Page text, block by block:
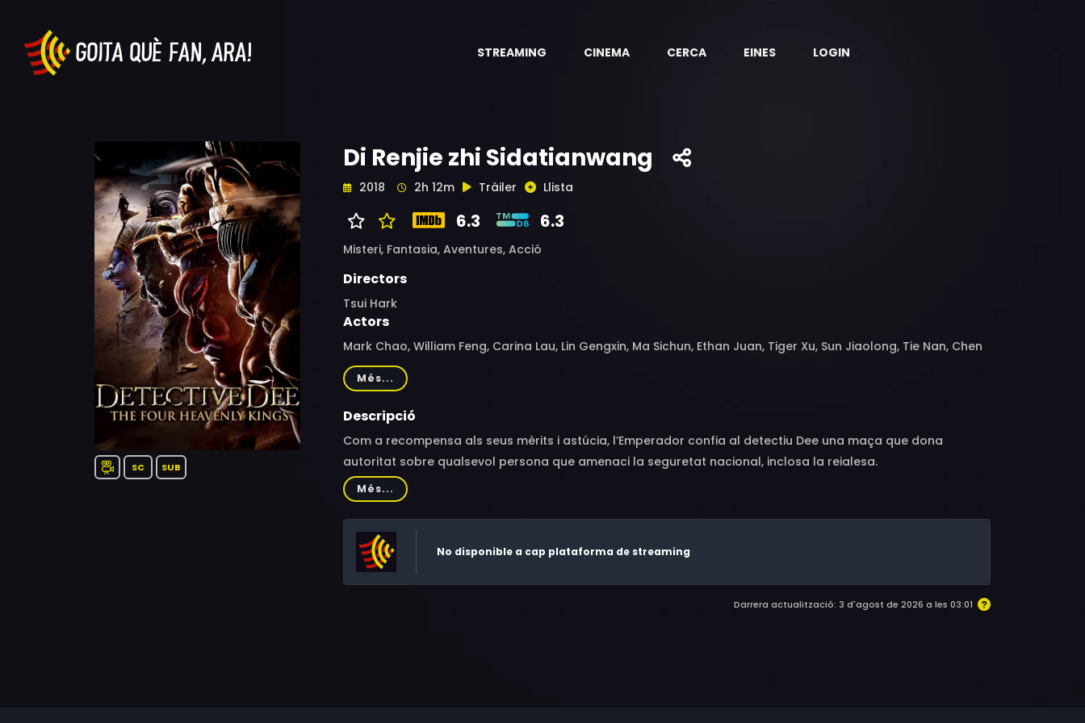
STREAMING CINEMA CERCA EINES LOGIN
SC SUB
Di Renjie zhi Sidatianwang
2018 2h 12m Tràiler Llista
6.3 6.3
Misteri, Fantasia, Aventures, Acció
Directors
Tsui Hark
Actors
Mark Chao, William Feng, Carina Lau, Lin Gengxin, Ma Sichun, Ethan Juan, Tiger Xu, Sun Jiaolong, Tie Nan, Chen
Weiran, Zhang Yiqian, Zhang Aoyue, Chien Sheng, Yang Yiwei, Li Binglei, Wang Xichao, Guo Hui
Més...
Descripció
Com a recompensa als seus mèrits i astúcia, l’Emperador confia al detectiu Dee una maça que dona
autoritat sobre qualsevol persona que amenaci la seguretat nacional, inclosa la reialesa.
Més...
No disponible a cap plataforma de streaming
Darrera actualització: 3 d'agost de 2026 a les 03:01